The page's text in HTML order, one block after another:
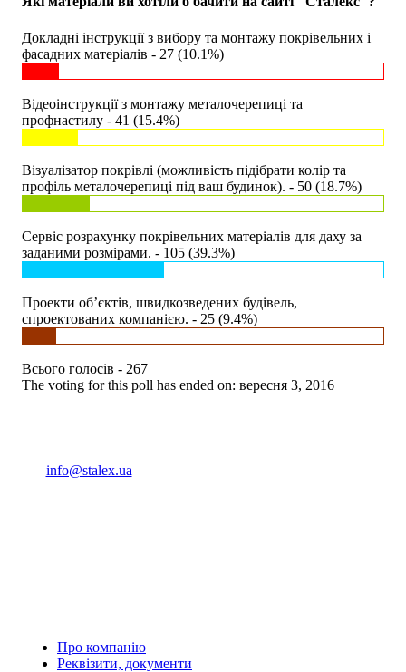
Докладні інструкції з вибору та монтажу покрівельних і
фасадних матеріалів - 27 (10.1%)
Відеоінструкції з монтажу металочерепиці та
профнастилу - 41 (15.4%)
Візуалізатор покрівлі (можливість підібрати колір та
профіль металочерепиці під ваш будинок). - 50 (18.7%)
Сервіс розрахунку покрівельних матеріалів для даху за
заданими розмірами. - 105 (39.3%)
Проекти об’єктів, швидкозведених будівель,
спроектованих компанією. - 25 (9.4%)
Всього голосів - 267
The voting for this poll has ended on: вересня 3, 2016
info@stalex.ua
Про компанію
Реквізити, документи